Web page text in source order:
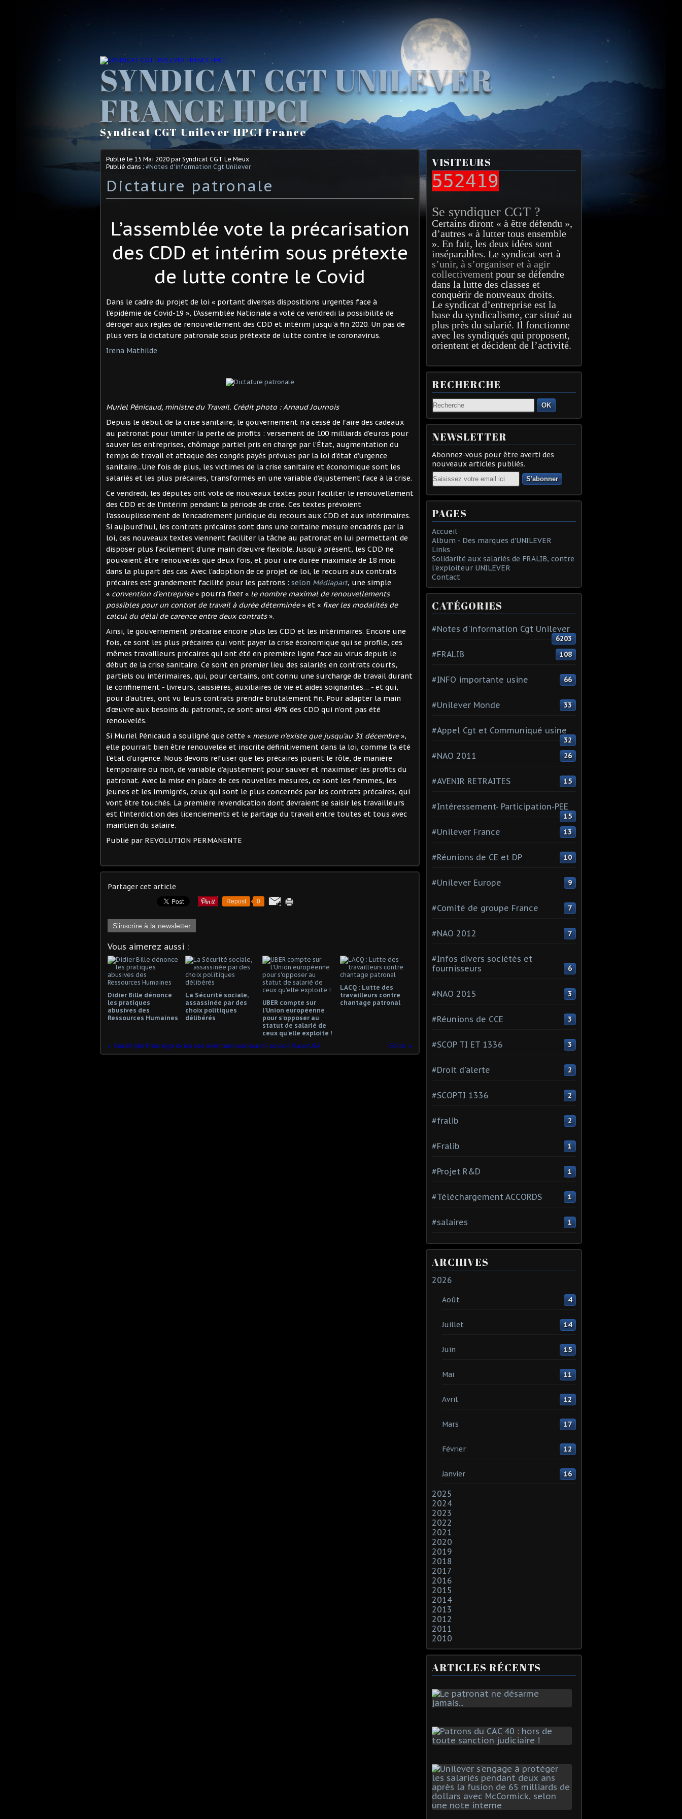
SYNDICAT CGT UNILEVER
FRANCE HPCI
Syndicat CGT Unilever HPCI France
Publié le 15 Mai 2020 par Syndicat CGT Le Meux
Publié dans : #Notes d'information Cgt Unilever
Dictature patronale
L’assemblée vote la précarisation
des CDD et intérim sous prétexte
de lutte contre le Covid
Dans le cadre du projet de loi « portant diverses dispositions urgentes face à
l’épidémie de Covid-19 », l'Assemblée Nationale a voté ce vendredi la possibilité de
déroger aux règles de renouvellement des CDD et intérim jusqu'à fin 2020. Un pas de
plus vers la dictature patronale sous prétexte de lutte contre le coronavirus.
Irena Mathilde
Muriel Pénicaud, ministre du Travail. Crédit photo : Arnaud Journois
Depuis le début de la crise sanitaire, le gouvernement n’a cessé de faire des cadeaux
au patronat pour limiter la perte de profits : versement de 100 milliards d’euros pour
sauver les entreprises, chômage partiel pris en charge par l’État, augmentation du
temps de travail et attaque des congés payés prévues par la loi d’état d’urgence
sanitaire...Une fois de plus, les victimes de la crise sanitaire et économique sont les
salariés et les plus précaires, transformés en une variable d’ajustement face à la crise.
Ce vendredi, les députés ont voté de nouveaux textes pour faciliter le renouvellement
des CDD et de l’intérim pendant la période de crise. Ces textes prévoient
l’assouplissement de l’encadrement juridique du recours aux CDD et aux intérimaires.
Si aujourd’hui, les contrats précaires sont dans une certaine mesure encadrés par la
loi, ces nouveaux textes viennent faciliter la tâche au patronat en lui permettant de
disposer plus facilement d’une main d’œuvre flexible. Jusqu’à présent, les CDD ne
pouvaient être renouvelés que deux fois, et pour une durée maximale de 18 mois
dans la plupart des cas. Avec l’adoption de ce projet de loi, le recours aux contrats
précaires est grandement facilité pour les patrons : selon Médiapart, une simple
« convention d’entreprise» pourra fixer « le nombre maximal de renouvellements
possibles pour un contrat de travail à durée déterminée» et « fixer les modalités de
calcul du délai de carence entre deux contrats».
Ainsi, le gouvernement précarise encore plus les CDD et les intérimaires. Encore une
fois, ce sont les plus précaires qui vont payer la crise économique qui se profile, ces
mêmes travailleurs précaires qui ont été en première ligne face au virus depuis le
début de la crise sanitaire. Ce sont en premier lieu des salariés en contrats courts,
partiels ou intérimaires, qui, pour certains, ont connu une surcharge de travail durant
le confinement - livreurs, caissières, auxiliaires de vie et aides soignantes… - et qui,
pour d’autres, ont vu leurs contrats prendre brutalement fin. Pour adapter la main
d’œuvre aux besoins du patronat, ce sont ainsi 49% des CDD qui n’ont pas été
renouvelés.
Si Muriel Pénicaud a souligné que cette « mesure n’existe que jusqu’au 31 décembre»,
elle pourrait bien être renouvelée et inscrite définitivement dans la loi, comme l’a été
l’état d’urgence. Nous devons refuser que les précaires jouent le rôle, de manière
temporaire ou non, de variable d’ajustement pour sauver et maximiser les profits du
patronat. Avec la mise en place de ces nouvelles mesures, ce sont les femmes, les
jeunes et les immigrés, ceux qui sont le plus concernés par les contrats précaires, qui
vont être touchés. La première revendication dont devraient se saisir les travailleurs
est l’interdiction des licenciements et le partage du travail entre toutes et tous avec
maintien du salaire.
Publié par REVOLUTION PERMANENTE
Partager cet article
Repost 0
S'inscrire à la newsletter
Vous aimerez aussi :
Didier Bille dénonce
les pratiques
abusives des
Ressources Humaines
La Sécurité sociale,
assassinée par des
choix politiques
délibérés
UBER compte sur
l'Union européenne
pour s'opposer au
statut de salarié de
ceux qu'elle exploite !
LACQ : Lutte des
travailleurs contre
chantage patronal
Sanofi (de France) priorise son éventuel vaccin anti-covid-19 aux USA Edito
VISITEURS
552419
Se syndiquer CGT ?
Certains diront « à être défendu »,
d’autres « à lutter tous ensemble
». En fait, les deux idées sont
inséparables. Le syndicat sert à
s’unir, à s’organiser et à agir
collectivement pour se défendre
dans la lutte des classes et
conquérir de nouveaux droits.
Le syndicat d’entreprise est la
base du syndicalisme, car situé au
plus près du salarié. Il fonctionne
avec les syndiqués qui proposent,
orientent et décident de l’activité.
RECHERCHE
OK
NEWSLETTER
Abonnez-vous pour être averti des
nouveaux articles publiés.
Email
PAGES
Accueil
Album - Des marques d'UNILEVER
Links
Solidarité aux salariés de FRALIB, contre
l'exploiteur UNILEVER
Contact
CATÉGORIES
#Notes d'information Cgt Unilever
6203
#FRALIB 108
#INFO importante usine 66
#Unilever Monde 33
#Appel Cgt et Communiqué usine
32
#NAO 2011 26
#AVENIR RETRAITES 15
#Intéressement- Participation-PEE
15
#Unilever France 13
#Réunions de CE et DP 10
#Unilever Europe 9
#Comité de groupe France 7
#NAO 2012 7
#Infos divers sociétés et
fournisseurs
6
#NAO 2015 3
#Réunions de CCE 3
#SCOP TI ET 1336 3
#Droit d'alerte 2
#SCOPTI 1336 2
#fralib 2
#Fralib 1
#Projet R&D 1
#Téléchargement ACCORDS 1
#salaires 1
ARCHIVES
2026
Août 4
Juillet 14
Juin 15
Mai 11
Avril 12
Mars 17
Février 12
Janvier 16
2025
2024
2023
2022
2021
2020
2019
2018
2017
2016
2015
2014
2013
2012
2011
2010
ARTICLES RÉCENTS